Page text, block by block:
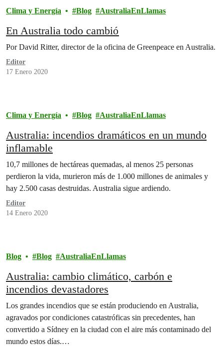
Clima y Energía Blog AustraliaEnLlamas
En Australia todo cambió
Por David Ritter, director de la oficina de Greenpeace en Australia.
Editor
17 Enero 2020
Clima y Energía Blog AustraliaEnLlamas
Australia: incendios dramáticos en un mundo
inflamable
10,7 millones de hectáreas quemadas, al menos 25 personas
perdieron la vida, murieron más de 1.000 millones de animales y
hay 2.500 casas destruidas. Australia sigue ardiendo.
Editor
14 Enero 2020
Blog Blog AustraliaEnLlamas
Australia: cambio climático, carbón e
incendios devastadores
Los grandes incendios que se están produciendo en Australia,
agravados por condiciones catastróficas sin precedentes, han
convertido a Sídney en la ciudad con el aire más contaminado del
mundo estos días.…